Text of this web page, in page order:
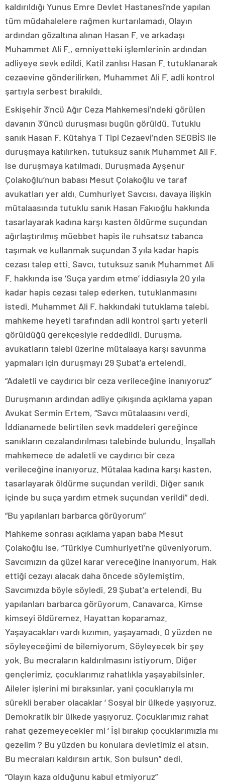
kaldırıldığı Yunus Emre Devlet Hastanesi’nde yapılan
tüm müdahalelere rağmen kurtarılamadı. Olayın
ardından gözaltına alınan Hasan F. ve arkadaşı
Muhammet Ali F., emniyetteki işlemlerinin ardından
adliyeye sevk edildi. Katil zanlısı Hasan F. tutuklanarak
cezaevine gönderilirken, Muhammet Ali F. adli kontrol
şartıyla serbest bırakıldı.
Eskişehir 3’ncü Ağır Ceza Mahkemesi’ndeki görülen
davanın 3’üncü duruşması bugün görüldü. Tutuklu
sanık Hasan F. Kütahya T Tipi Cezaevi’nden SEGBİS ile
duruşmaya katılırken, tutuksuz sanık Muhammet Ali F.
ise duruşmaya katılmadı. Duruşmada Ayşenur
Çolakoğlu’nun babası Mesut Çolakoğlu ve taraf
avukatları yer aldı. Cumhuriyet Savcısı, davaya ilişkin
mütalaasında tutuklu sanık Hasan Fakıoğlu hakkında
tasarlayarak kadına karşı kasten öldürme suçundan
ağırlaştırılmış müebbet hapis ile ruhsatsız tabanca
taşımak ve kullanmak suçundan 3 yıla kadar hapis
cezası talep etti. Savcı, tutuksuz sanık Muhammet Ali
F. hakkında ise ‘Suça yardım etme’ iddiasıyla 20 yıla
kadar hapis cezası talep ederken, tutuklanmasını
istedi. Muhammet Ali F. hakkındaki tutuklama talebi,
mahkeme heyeti tarafından adli kontrol şartı yeterli
görüldüğü gerekçesiyle reddedildi. Duruşma,
avukatların talebi üzerine mütalaaya karşı savunma
yapmaları için duruşmayı 29 Şubat’a ertelendi.
“Adaletli ve caydırıcı bir ceza verileceğine inanıyoruz”
Duruşmanın ardından adliye çıkışında açıklama yapan
Avukat Sermin Ertem, “Savcı mütalaasını verdi.
İddianamede belirtilen sevk maddeleri gereğince
sanıkların cezalandırılması talebinde bulundu. İnşallah
mahkemece de adaletli ve caydırıcı bir ceza
verileceğine inanıyoruz. Mütalaa kadına karşı kasten,
tasarlayarak öldürme suçundan verildi. Diğer sanık
içinde bu suça yardım etmek suçundan verildi” dedi.
“Bu yapılanları barbarca görüyorum”
Mahkeme sonrası açıklama yapan baba Mesut
Çolakoğlu ise, “Türkiye Cumhuriyeti’ne güveniyorum.
Savcımızın da güzel karar vereceğine inanıyorum. Hak
ettiği cezayı alacak daha öncede söylemiştim.
Savcımızda böyle söyledi. 29 Şubat’a ertelendi. Bu
yapılanları barbarca görüyorum. Canavarca. Kimse
kimseyi öldüremez. Hayattan koparamaz.
Yaşayacakları vardı kızımın, yaşayamadı. O yüzden ne
söyleyeceğimi de bilemiyorum. Söyleyecek bir şey
yok. Bu mecraların kaldırılmasını istiyorum. Diğer
gençlerimiz, çocuklarımız rahatlıkla yaşayabilsinler.
Aileler işlerini mi bıraksınlar, yani çocuklarıyla mı
sürekli beraber olacaklar ‘ Sosyal bir ülkede yaşıyoruz.
Demokratik bir ülkede yaşıyoruz. Çocuklarımız rahat
rahat gezemeyecekler mi ‘ İşi bırakıp çocuklarımızla mı
gezelim ? Bu yüzden bu konulara devletimiz el atsın.
Bu mecraları kaldırsın artık. Son bulsun” dedi.
“Olayın kaza olduğunu kabul etmiyoruz”